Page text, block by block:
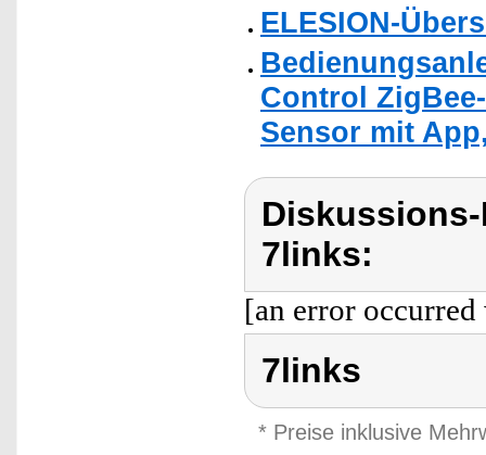
ELESION-
Control
Sensor mit
7links:
[an error
7links
* Preise inklusive